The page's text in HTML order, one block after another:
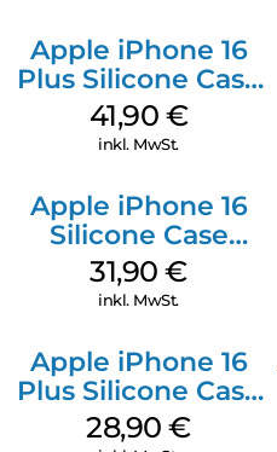
Apple iPhone 16
Plus Silicone Case
MagSafe Stone
Gray
41,90 €
inkl. MwSt.
Apple iPhone 16
Silicone Case
MagSafe Fuchsia
31,90€
inkl. MwSt.
Apple iPhone 16
Plus Silicone Case
MagSafe Black
28,90€